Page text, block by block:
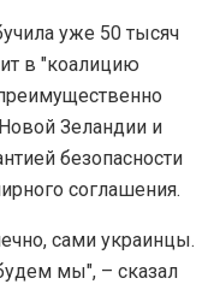
уже 50 тысяч
в "коалицию
Зеландии и
безопасности
соглашения.
сами украинцы.
мы", – сказал